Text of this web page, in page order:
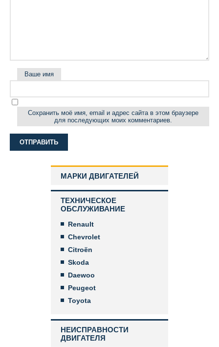
Ваше имя
Сохранить моё имя, email и адрес сайта в этом браузере
для последующих моих комментариев.
МАРКИ ДВИГАТЕЛЕЙ
ТЕХНИЧЕСКОЕ
ОБСЛУЖИВАНИЕ
Renault
Chevrolet
Citroën
Skoda
Daewoo
Peugeot
Toyota
НЕИСПРАВНОСТИ
ДВИГАТЕЛЯ